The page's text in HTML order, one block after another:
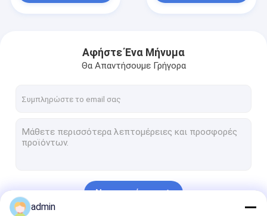
Σχετικά με εμάς
Ειδήσεις
Αφήστε Ένα Μήνυμα
Θα Απαντήσουμε Γρήγορα
Να συνεχίσει
admin